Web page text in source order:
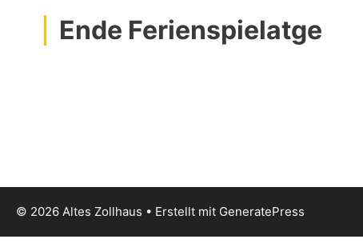
Ende Ferienspielatge
© 2026 Altes Zollhaus • Erstellt mit GeneratePress